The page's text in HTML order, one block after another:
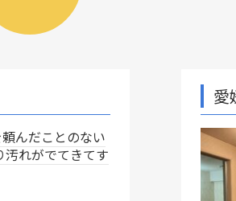
愛媛県松山市【内装リ